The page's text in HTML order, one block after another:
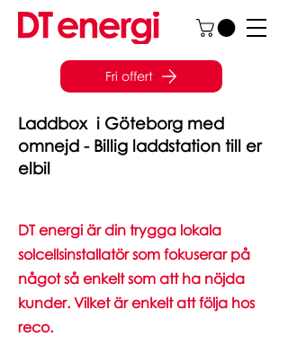
Fri offert
Laddbox i Göteborg med
omnejd - Billig laddstation till er
elbil
DT energi är din trygga lokala
solcellsinstallatör som fokuserar på
något så enkelt som att ha nöjda
kunder. Vilket är enkelt att följa hos
reco.